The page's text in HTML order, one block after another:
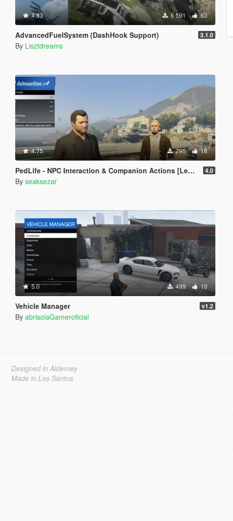
4.83 6 591 63
AdvancedFuelSystem (DashHook Support) 3.1.0
By Lisztdreams
4.75 295 18
PedLife - NPC Interaction & Companion Actions [Legacy] 4.0
By seaksezar
5.0 499 10
Vehicle Manager v1.2
By abrisolaGameroficial
Designed in Alderney
Made in Los Santos